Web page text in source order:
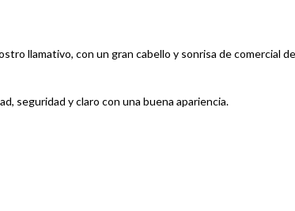
llamativo, con un gran cabello y sonrisa de comercial de
seguridad y claro con una buena apariencia.